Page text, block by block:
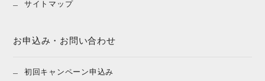
サイトマップ
お申込み・お問い合わせ
初回キャンペーン申込み